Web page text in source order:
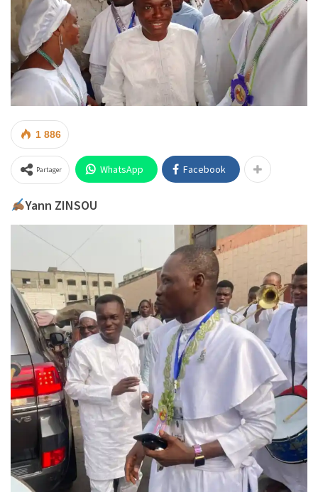
1 886
Partager WhatsApp Facebook
Yann ZINSOU